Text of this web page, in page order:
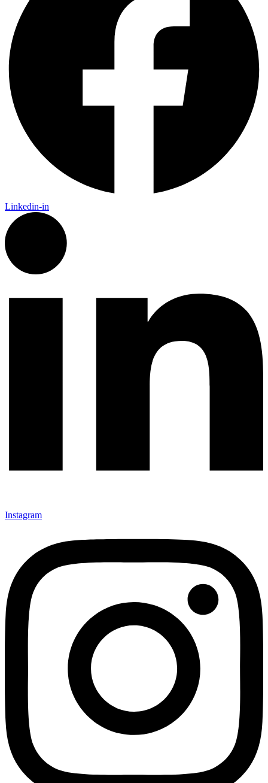
Linkedin-in
Instagram